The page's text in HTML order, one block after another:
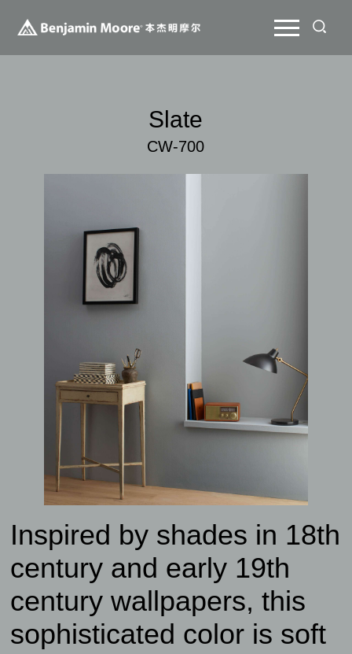
Slate
CW-700
Inspired by shades in 18th
century and early 19th
century wallpapers, this
sophisticated color is soft